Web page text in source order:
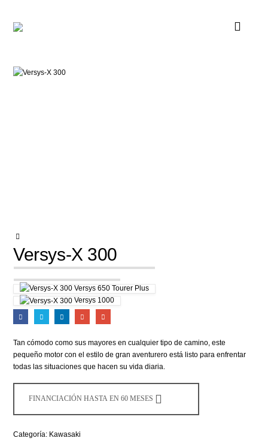
Versys-X 300
Versys 650 Tourer Plus
Versys 1000
Tan cómodo como sus mayores en cualquier tipo de camino, este
pequeño motor con el estilo de gran aventurero está listo para enfrentar
todas las situaciones que hacen su vida diaria.
FINANCIACIÓN HASTA EN 60 MESES
Categoría: Kawasaki